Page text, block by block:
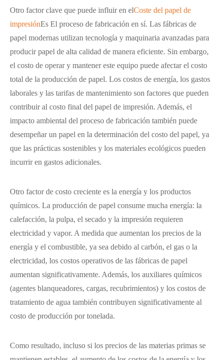
Otro factor clave que puede influir en elCoste del papel de
impresiónEs El proceso de fabricación en sí. Las fábricas de
papel modernas utilizan tecnología y maquinaria avanzadas para
producir papel de alta calidad de manera eficiente. Sin embargo,
el costo de operar y mantener este equipo puede afectar el costo
total de la producción de papel. Los costos de energía, los gastos
laborales y las tarifas de mantenimiento son factores que pueden
contribuir al costo final del papel de impresión. Además, el
impacto ambiental del proceso de fabricación también puede
desempeñar un papel en la determinación del costo del papel, ya
que las prácticas sostenibles y los materiales ecológicos pueden
incurrir en gastos adicionales.
Otro factor de costo creciente es la energía y los productos
químicos. La producción de papel consume mucha energía: la
calefacción, la pulpa, el secado y la impresión requieren
electricidad y vapor. A medida que aumentan los precios de la
energía y el combustible, ya sea debido al carbón, el gas o la
electricidad, los costos operativos de las fábricas de papel
aumentan significativamente. Además, los auxiliares químicos
(agentes blanqueadores, cargas, recubrimientos) y los costos de
tratamiento de agua también contribuyen significativamente al
costo de producción por tonelada.
Como resultado, incluso si los precios de las materias primas se